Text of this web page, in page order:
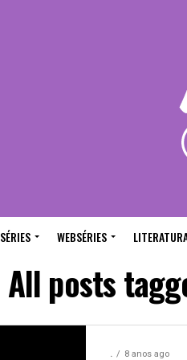
SÉRIES WEBSÉRIES
All posts
. 8 anos ago